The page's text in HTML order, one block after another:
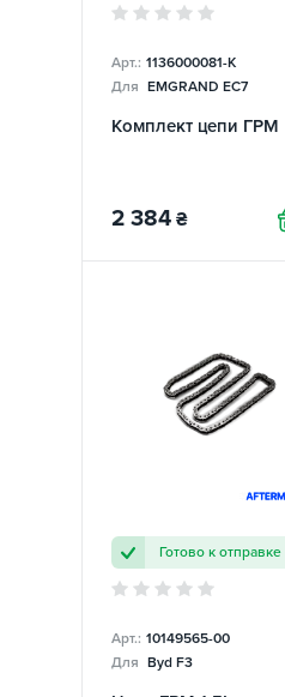
Арт.: 1136000081-K
Для EMGRAND EC7
Комплект цепи ГРМ
2 384 ₴
Готово к отправке
Арт.: 10149565-00
Для Byd F3